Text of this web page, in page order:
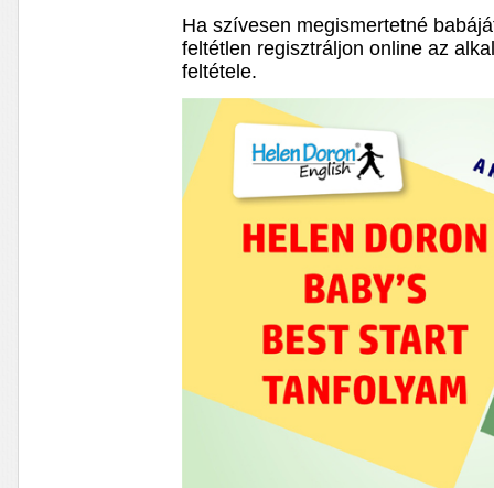
Ha szívesen megismertetné
feltétlen regisztráljon online az
feltétele.